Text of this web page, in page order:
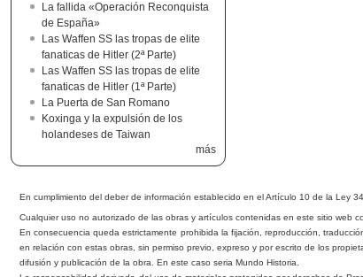
La fallida «Operación Reconquista
de España»
Las Waffen SS las tropas de elite
fanaticas de Hitler (2ª Parte)
Las Waffen SS las tropas de elite
fanaticas de Hitler (1ª Parte)
La Puerta de San Romano
Koxinga y la expulsión de los
holandeses de Taiwan
más
En cumplimiento del deber de información establecido en el Artículo 10 de la Ley
Cualquier uso no autorizado de las obras y artículos contenidas en este sitio web
En consecuencia queda estrictamente prohibida la fijación, reproducción,
en relación con estas obras, sin permiso previo, expreso y por escrito de los
difusión y publicación de la obra. En este caso seria Mundo Historia.